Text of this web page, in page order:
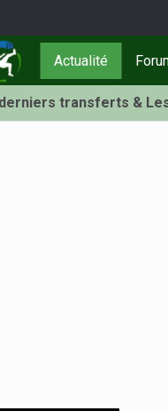
Actualité
transferts &